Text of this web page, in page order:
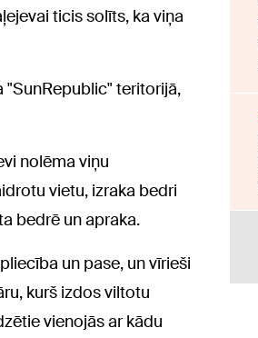
ticis solīts, ka viņa
teritorijā,
nolēma viņu
vietu, izraka bedri
bedrē un apraka.
un pase, un vīrieši
kurš izdos viltotu
vienojās ar kādu